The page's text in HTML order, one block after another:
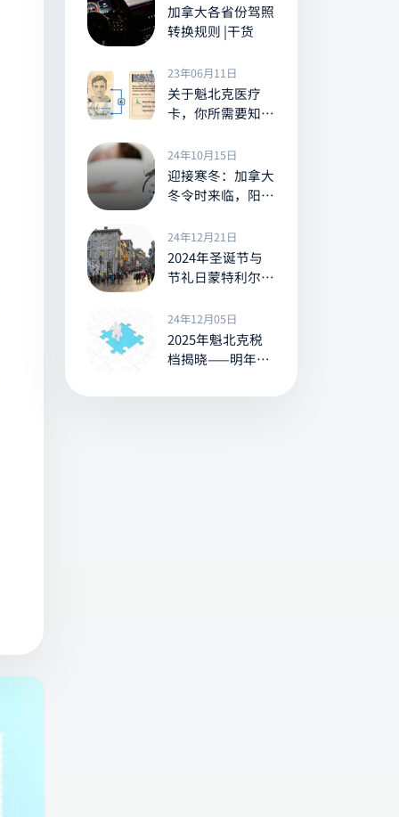
加拿大各省份驾照
转换规则 |干货
23年06月11日
关于魁北克医疗
卡，你所需要知道
24年10月15日
迎接寒冬：加拿大
冬令时来临，阳光
24年12月21日
2024年圣诞节与
节礼日蒙特利尔的
览
24年12月05日
2025年魁北克税
档揭晓——明年你